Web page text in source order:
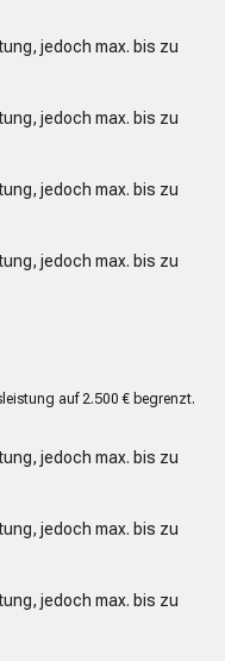
jedoch max. bis zu
jedoch max. bis zu
jedoch max. bis zu
jedoch max. bis zu
auf 2.500 € begrenzt.
jedoch max. bis zu
jedoch max. bis zu
jedoch max. bis zu